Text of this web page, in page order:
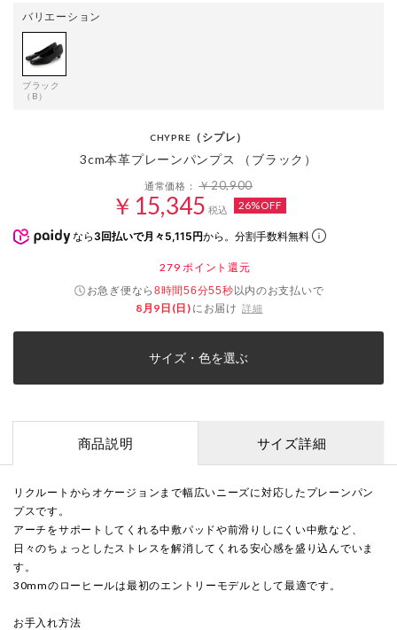
バリエーション
ブラック
（B）
CHYPRE （シプレ）
3cm本革プレーンパンプス （ブラック）
通常価格：￥20,900
￥15,345 税込 26%OFF
なら 3回払いで月々5,115円から。分割手数料無料
279 ポイント還元
お急ぎ便なら8時間56分55秒以内のお支払いで
8月9日(日) にお届け 詳細
サイズ・色を選ぶ
商品説明 サイズ詳細
リクルートからオケージョンまで幅広いニーズに対応したプレーンパン
プスです。
アーチをサポートしてくれる中敷パッドや前滑りしにくい中敷など、
日々のちょっとしたストレスを解消してくれる安心感を盛り込んでいま
す。
30mmのローヒールは最初のエントリーモデルとして最適です。
お手入れ方法